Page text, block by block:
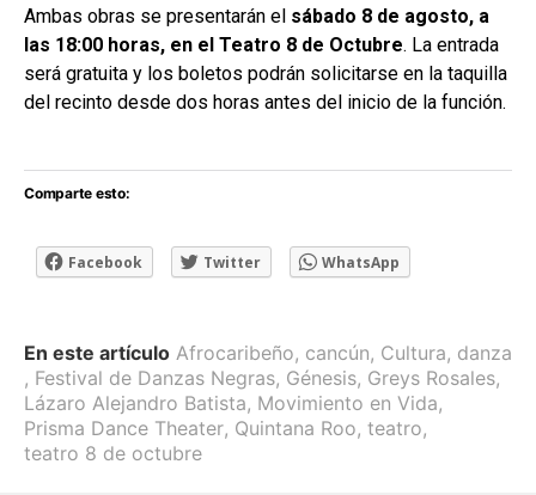
Ambas obras se presentarán el sábado 8 de agosto, a
las 18:00 horas, en el Teatro 8 de Octubre. La entrada
será gratuita y los boletos podrán solicitarse en la taquilla
del recinto desde dos horas antes del inicio de la función.
Comparte esto:
Facebook Twitter WhatsApp
En este artículo Afrocaribeño, cancún, Cultura, danza
, Festival de Danzas Negras, Génesis, Greys Rosales,
Lázaro Alejandro Batista, Movimiento en Vida,
Prisma Dance Theater, Quintana Roo, teatro,
teatro 8 de octubre